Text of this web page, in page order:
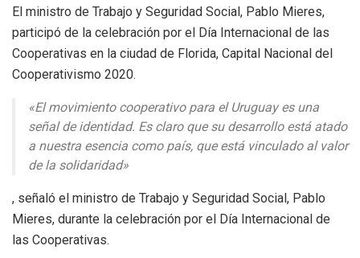
El ministro de Trabajo y Seguridad Social, Pablo Mieres,
participó de la celebración por el Día Internacional de las
Cooperativas en la ciudad de Florida, Capital Nacional del
Cooperativismo 2020.
«El movimiento cooperativo para el Uruguay es una
señal de identidad. Es claro que su desarrollo está atado
a nuestra esencia como país, que está vinculado al valor
de la solidaridad»
, señaló el ministro de Trabajo y Seguridad Social, Pablo
Mieres, durante la celebración por el Día Internacional de
las Cooperativas.